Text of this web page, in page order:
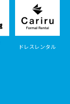
ドレスレンタル